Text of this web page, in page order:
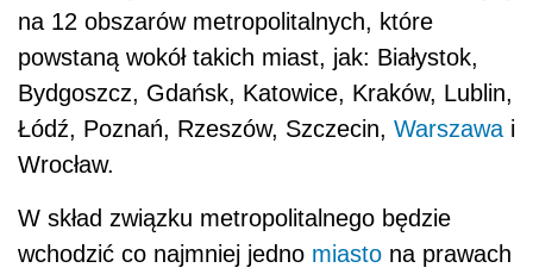
na 12 obszarów metropolitalnych, które
powstaną wokół takich miast, jak: Białystok,
Bydgoszcz, Gdańsk, Katowice, Kraków, Lublin,
Łódź, Poznań, Rzeszów, Szczecin, Warszawa i
Wrocław.
W skład związku metropolitalnego będzie
wchodzić co najmniej jedno miasto na prawach